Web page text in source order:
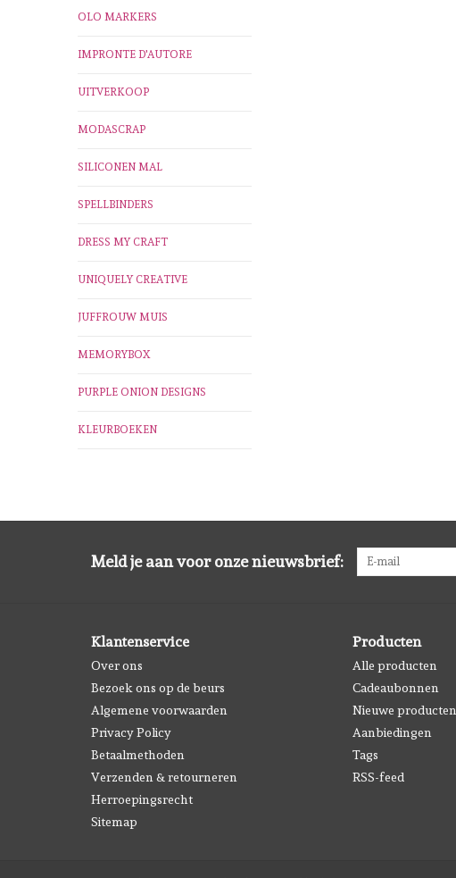
OLO MARKERS
IMPRONTE D'AUTORE
UITVERKOOP
MODASCRAP
SILICONEN MAL
SPELLBINDERS
DRESS MY CRAFT
UNIQUELY CREATIVE
JUFFROUW MUIS
MEMORYBOX
PURPLE ONION DESIGNS
KLEURBOEKEN
Meld je aan voor onze nieuwsbrief:
Klantenservice
Over ons
Bezoek ons op de beurs
Algemene voorwaarden
Privacy Policy
Betaalmethoden
Verzenden & retourneren
Herroepingsrecht
Sitemap
Producten
Alle producten
Cadeaubonnen
Nieuwe producten
Aanbiedingen
Tags
RSS-feed